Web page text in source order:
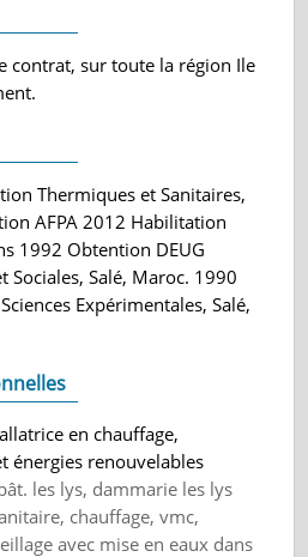
contrat, sur toute la région Ile
Thermiques et Sanitaires,
AFPA 2012 Habilitation
1992 Obtention DEUG
Sociales, Salé, Maroc. 1990
Expérimentales, Salé,
en chauffage,
énergies renouvelables
les lys, dammarie les lys
chauffage, vmc,
avec mise en eaux dans